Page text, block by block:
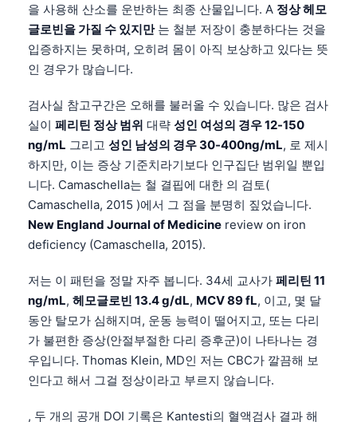
을 사용해 산소를 운반하는 최종 산물입니다. A 정상 헤모
글로빈을 가질 수 있지만는 철분 저장이 충분하다는 것을
입증하지는 못하며, 오히려 몸이 아직 보상하고 있다는 뜻
인 경우가 많습니다.
검사실 참고구간은 오해를 불러올 수 있습니다. 많은 검사
실이 페리틴 정상 범위 대략 성인 여성의 경우 12-150
ng/mL 그리고 성인 남성의 경우 30-400ng/mL, 로 제시
하지만, 이는 증상 기준치라기보다 인구집단 범위일 뿐입
니다. Camaschella는 철 결핍에 대한 의 검토(
Camaschella, 2015 )에서 그 점을 분명히 짚었습니다.
New England Journal of Medicine review on iron
deficiency (Camaschella, 2015).
저는 이 패턴을 정말 자주 봅니다. 34세 교사가 페리틴 11
ng/mL, 헤모글로빈 13.4 g/dL, MCV 89 fL, 이고, 몇 달
동안 탈모가 심해지며, 운동 능력이 떨어지고, 또는 다리
가 불편한 증상(안절부절한 다리 증후군)이 나타나는 경
우입니다. Thomas Klein, MD인 저는 CBC가 깔끔해 보
인다고 해서 그걸 정상이라고 부르지 않습니다.
, 두 개의 공개 DOI 기록은 Kantesti의 혈액검사 결과 해